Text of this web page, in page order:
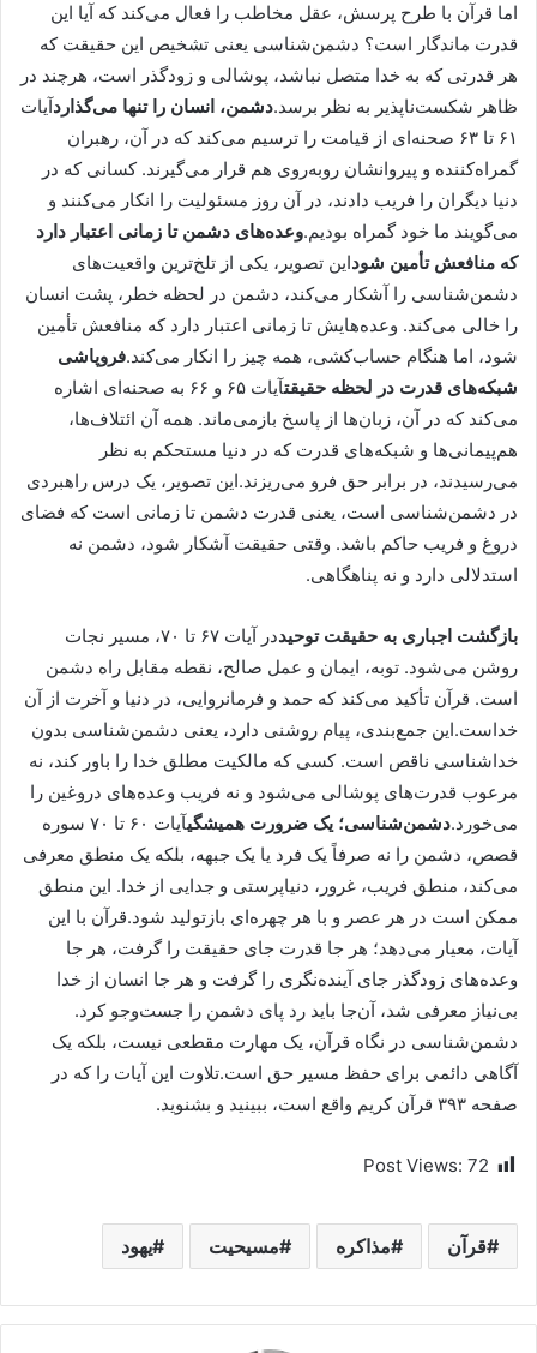
اما قرآن با طرح پرسش، عقل مخاطب را فعال می‌کند که آیا این
قدرت ماندگار است؟ دشمن‌شناسی یعنی تشخیص این حقیقت که
هر قدرتی که به خدا متصل نباشد، پوشالی و زودگذر است، هرچند در
ظاهر شکست‌ناپذیر به نظر برسد.دشمن، انسان را تنها می‌گذاردآیات
۶۱ تا ۶۳ صحنه‌ای از قیامت را ترسیم می‌کند که در آن، رهبران
گمراه‌کننده و پیروانشان روبه‌روی هم قرار می‌گیرند. کسانی که در
دنیا دیگران را فریب دادند، در آن روز مسئولیت را انکار می‌کنند و
می‌گویند ما خود گمراه بودیم.وعده‌های دشمن تا زمانی اعتبار دارد
که منافعش تأمین شوداین تصویر، یکی از تلخ‌ترین واقعیت‌های
دشمن‌شناسی را آشکار می‌کند، دشمن در لحظه خطر، پشت انسان
را خالی می‌کند. وعده‌هایش تا زمانی اعتبار دارد که منافعش تأمین
شود، اما هنگام حساب‌کشی، همه چیز را انکار می‌کند.فروپاشی
شبکه‌های قدرت در لحظه حقیقت
آیات ۶۵ و ۶۶ به صحنه‌ای اشاره
می‌کند که در آن، زبان‌ها از پاسخ بازمی‌ماند. همه آن ائتلاف‌ها،
هم‌پیمانی‌ها و شبکه‌های قدرت که در دنیا مستحکم به نظر
می‌رسیدند، در برابر حق فرو می‌ریزند.این تصویر، یک درس راهبردی
در دشمن‌شناسی است، یعنی قدرت دشمن تا زمانی است که فضای
دروغ و فریب حاکم باشد. وقتی حقیقت آشکار شود، دشمن نه
استدلالی دارد و نه پناهگاهی.
بازگشت اجباری به حقیقت توحید
در آیات ۶۷ تا ۷۰، مسیر نجات
روشن می‌شود. توبه، ایمان و عمل صالح، نقطه مقابل راه دشمن
است. قرآن تأکید می‌کند که حمد و فرمانروایی، در دنیا و آخرت از آن
خداست.این جمع‌بندی، پیام روشنی دارد، یعنی دشمن‌شناسی بدون
خداشناسی ناقص است. کسی که مالکیت مطلق خدا را باور کند، نه
مرعوب قدرت‌های پوشالی می‌شود و نه فریب وعده‌های دروغین را
می‌خورد.دشمن‌شناسی؛ یک ضرورت همیشگی
آیات ۶۰ تا ۷۰ سوره
قصص، دشمن را نه صرفاً یک فرد یا یک جبهه، بلکه یک منطق معرفی
می‌کند، منطق فریب، غرور، دنیاپرستی و جدایی از خدا. این منطق
ممکن است در هر عصر و با هر چهره‌ای بازتولید شود.قرآن با این
آیات، معیار می‌دهد؛ هر جا قدرت جای حقیقت را گرفت، هر جا
وعده‌های زودگذر جای آینده‌نگری را گرفت و هر جا انسان از خدا
بی‌نیاز معرفی شد، آن‌جا باید رد پای دشمن را جست‌وجو کرد.
دشمن‌شناسی در نگاه قرآن، یک مهارت مقطعی نیست، بلکه یک
آگاهی دائمی برای حفظ مسیر حق است.تلاوت این آیات را که در
صفحه ۳۹۳ قرآن کریم واقع است، ببینید و بشنوید.
Post Views: 72
قرآن مذاکره مسیحیت یهود